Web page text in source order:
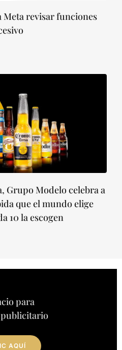
Meta revisar funciones
Grupo Modelo celebra a
que el mundo elige
10 la escogen
para
AQUÍ